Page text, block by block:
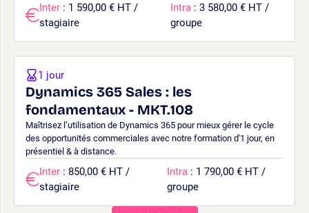
Inter : 1 590,00 € HT /
stagiaire
Intra : 3 580,00 € HT /
groupe
Dynamics 365 Sales : les
fondamentaux - MKT.108
Maîtrisez l’utilisation de Dynamics 365 pour mieux gérer le cycle
des opportunités commerciales avec notre formation d'1 jour, en
présentiel & à distance.
1 jour
Inter : 850,00 € HT /
stagiaire
Intra : 1 790,00 € HT /
groupe